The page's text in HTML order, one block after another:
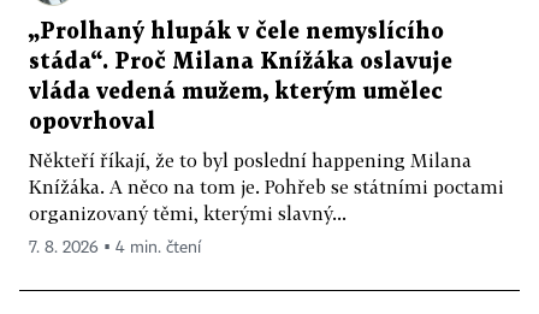
„Prolhaný hlupák v čele nemyslícího
stáda“. Proč Milana Knížáka oslavuje
vláda vedená mužem, kterým umělec
opovrhoval
Někteří říkají, že to byl poslední happening Milana
Knížáka. A něco na tom je. Pohřeb se státními poctami
organizovaný těmi, kterými slavný...
7. 8. 2026 ▪ 4 min. čtení